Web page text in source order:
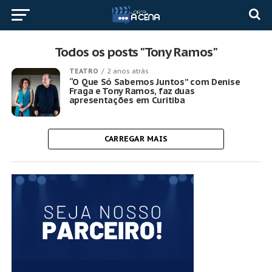
Todos os posts "Tony Ramos"
TEATRO 2 anos atrás
“O Que Só Sabemos Juntos” com Denise
Fraga e Tony Ramos, faz duas
apresentações em Curitiba
CARREGAR MAIS